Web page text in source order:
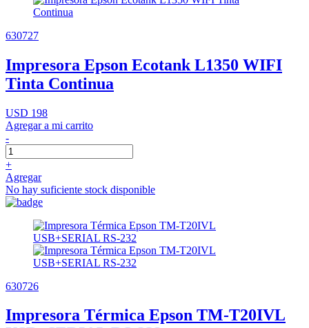
630727
Impresora Epson Ecotank L1350 WIFI
Tinta Continua
USD 198
Agregar a mi carrito
-
+
Agregar
No hay suficiente stock disponible
630726
Impresora Térmica Epson TM-T20IVL